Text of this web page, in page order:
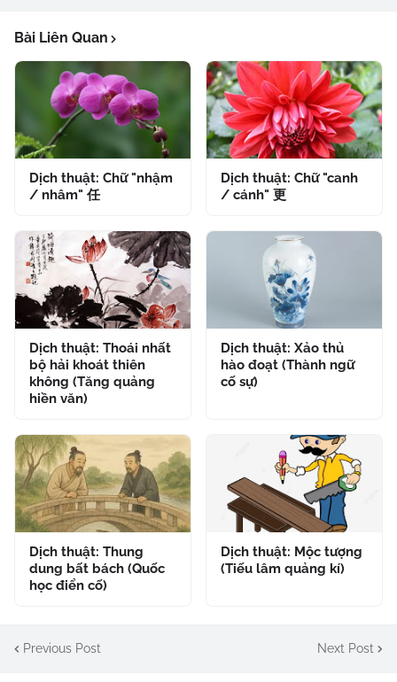
Bài Liên Quan
Dịch thuật: Chữ "nhậm
/ nhâm" 任
Dịch thuật: Chữ "canh
/ cánh" 更
Dịch thuật: Thoái nhất
bộ hải khoát thiên
không (Tăng quảng
hiền văn)
Dịch thuật: Xảo thủ
hào đoạt (Thành ngữ
cố sự)
Dịch thuật: Thung
dung bất bách (Quốc
học điển cố)
Dịch thuật: Mộc tượng
(Tiếu lâm quảng kí)
Previous Post Next Post